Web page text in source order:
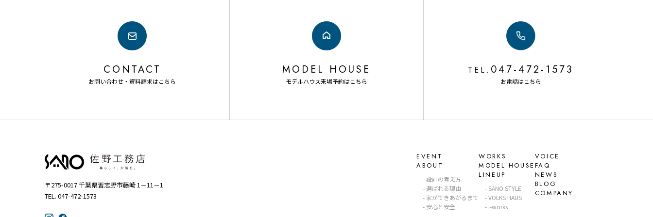
CONTACT
お問い合わせ・資料請求はこちら
MODEL HOUSE
モデルハウス来場予約はこちら
TEL. 047-472-1573
お電話はこちら
〒275-0017 千葉県習志野市藤崎 1－11－1
TEL. 047-472-1573
EVENT
ABOUT
設計の考え方
選ばれる理由
家ができあがるまで
安心と安全
WORKS
MODEL HOUSE
LINEUP
SANO STYLE
VOLKS HAUS
i-works
VOICE
FAQ
NEWS
BLOG
COMPANY